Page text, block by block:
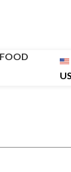
FOOD